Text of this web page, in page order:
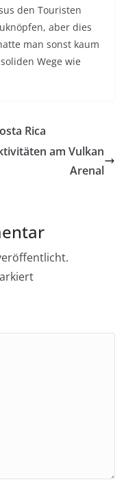
den Touristen
aber dies
man sonst kaum
Wege wie
Rica
am Vulkan
Arenal